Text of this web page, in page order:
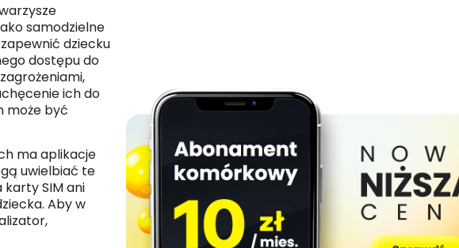
samodzielne
dziecku
dostępu do
ich do
może być
ma aplikacje
uwielbiać te
karty SIM ani
Aby w